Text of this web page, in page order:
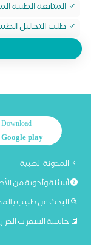
المتابعة الطبية
طلب التحاليل
Download
Google play
المدونة الطبية
أسئلة وأجوبة من
البحث عن طبيب
حاسبة السعرات